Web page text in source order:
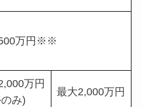
万円※※
万円
み)
最大2,000万円